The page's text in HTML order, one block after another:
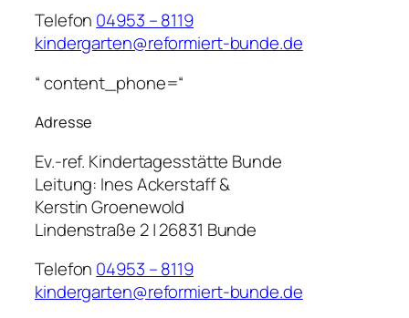
Telefon 04953 – 8119
kindergarten@reformiert-bunde.de
“ content_phone=“
Adresse
Ev.-ref. Kindertagesstätte Bunde
Leitung: Ines Ackerstaff &
Kerstin Groenewold
Lindenstraße 2 | 26831 Bunde
Telefon 04953 – 8119
kindergarten@reformiert-bunde.de